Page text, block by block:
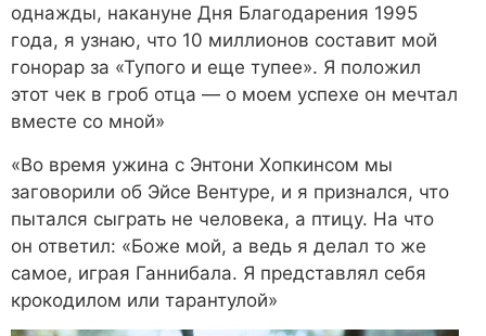
однажды, накануне Дня Благодарения 1995
года, я узнаю, что 10 миллионов составит мой
гонорар за «Тупого и еще тупее». Я положил
этот чек в гроб отца — о моем успехе он мечтал
вместе со мной»
«Во время ужина с Энтони Хопкинсом мы
заговорили об Эйсе Вентуре, и я признался, что
пытался сыграть не человека, а птицу. На что
он ответил: «Боже мой, а ведь я делал то же
самое, играя Ганнибала. Я представлял себя
крокодилом или тарантулой»